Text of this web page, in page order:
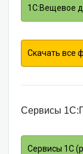
1С:Вещевое
Скачать все
Сервисы
Сервисы 1С